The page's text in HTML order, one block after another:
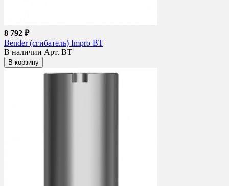
8 792 ₽
Bender (сгибатель) Impro BT
В наличии Арт. BT
В корзину